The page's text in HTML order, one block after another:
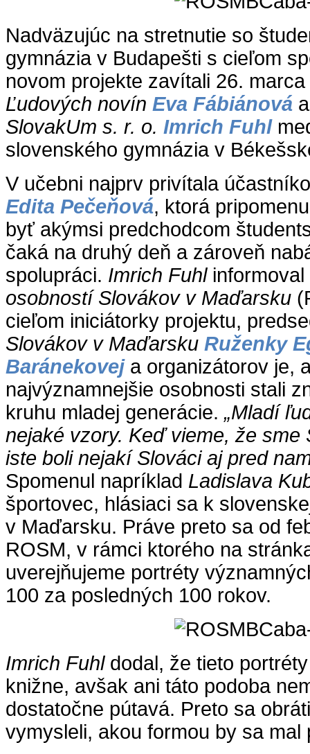
Nadväzujúc na stretnutie so
gymnázia v Budapešti s cieľom
novom projekte zavítali 26.
Ľudových novín Eva Fábiánová
SlovakUm s. r. o. Imrich Fuhl
slovenského gymnázia v
V učebni najprv privítala
Edita Pečeňová, ktorá
byť akýmsi predchodcom
čaká na druhý deň a zároveň
spolupráci. Imrich Fuhlinformoval
osobností Slovákov v Maďarsku
cieľom iniciátorky projektu,
Slovákov v Maďarsku Ruženky
Baránekovej a organizátorov je,
najvýznamnejšie osobnosti stali
kruhu mladej generácie. „Mladí
nejaké vzory. Keď vieme, že sme
iste boli nejakí Slováci aj pred
Spomenul napríklad Ladislava
športovec, hlásiaci sa k
v Maďarsku. Práve preto sa od
ROSM, v rámci ktorého na
uverejňujeme portréty
100 za posledných 100 rokov.
Imrich Fuhldodal, že tieto
knižne, avšak ani táto podoba
dostatočne pútavá. Preto sa
vymysleli, akou formou by sa